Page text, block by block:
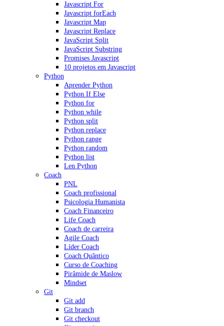
Javascript For
Javascript forEach
Javascript Map
Javascript Replace
JavaScript Split
JavaScript Substring
Promises Javascript
10 projetos em Javascript
Python
Aprender Python
Python If Else
Python for
Python while
Python split
Python replace
Python range
Python random
Python list
Len Python
Coach
PNL
Coach profissional
Psicologia Humanista
Coach Financeiro
Life Coach
Coach de carreira
Agile Coach
Líder Coach
Coach Quântico
Curso de Coaching
Pirâmide de Maslow
Mindset
Git
Git add
Git branch
Git checkout